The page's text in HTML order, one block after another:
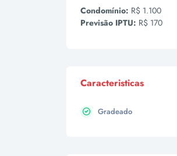
Condomínio: R$ 1.100
Previsão IPTU: R$ 170
Caracteristicas
Gradeado